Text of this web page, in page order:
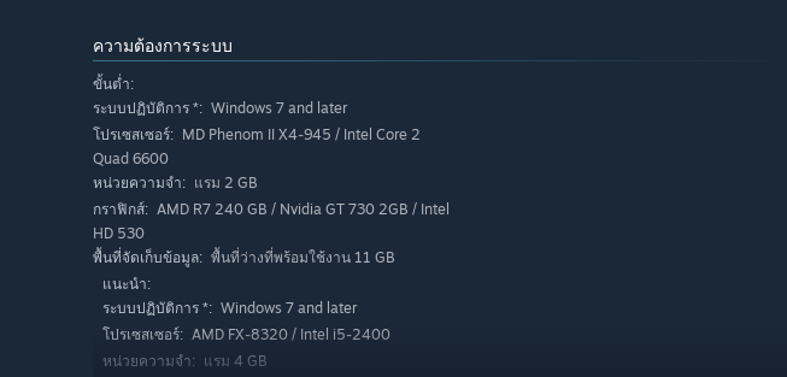
ความต้องการระบบ
ขั้นต่ำ:
ระบบปฏิบัติการ *: Windows 7 and later
โปรเซสเซอร์: MD Phenom II X4-945 / Intel Core 2
Quad 6600
หน่วยความจำ: แรม 2 GB
กราฟิกส์: AMD R7 240 GB / Nvidia GT 730 2GB / Intel
HD 530
พื้นที่จัดเก็บข้อมูล: พื้นที่ว่างที่พร้อมใช้งาน 11 GB
แนะนำ:
ระบบปฏิบัติการ *: Windows 7 and later
โปรเซสเซอร์: AMD FX-8320 / Intel i5-2400
หน่วยความจำ: แรม 4 GB